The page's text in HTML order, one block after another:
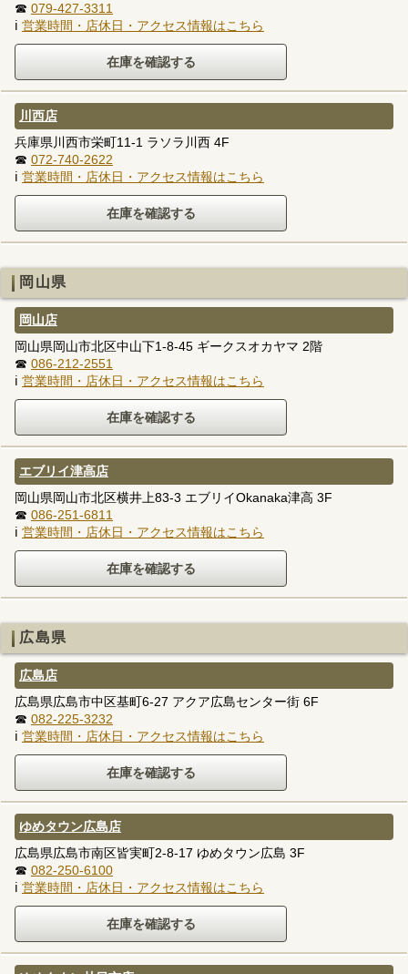
☎ 079-427-3311
ℹ 営業時間・店休日・アクセス情報はこちら
川西店
兵庫県川西市栄町11-1 ラソラ川西 4F
☎ 072-740-2622
ℹ 営業時間・店休日・アクセス情報はこちら
岡山県
岡山店
岡山県岡山市北区中山下1-8-45 ギークスオカヤマ 2階
☎ 086-212-2551
ℹ 営業時間・店休日・アクセス情報はこちら
エブリイ津高店
岡山県岡山市北区横井上83-3 エブリイOkanaka津高 3F
☎ 086-251-6811
ℹ 営業時間・店休日・アクセス情報はこちら
広島県
広島店
広島県広島市中区基町6-27 アクア広島センター街 6F
☎ 082-225-3232
ℹ 営業時間・店休日・アクセス情報はこちら
ゆめタウン広島店
広島県広島市南区皆実町2-8-17 ゆめタウン広島 3F
☎ 082-250-6100
ℹ 営業時間・店休日・アクセス情報はこちら